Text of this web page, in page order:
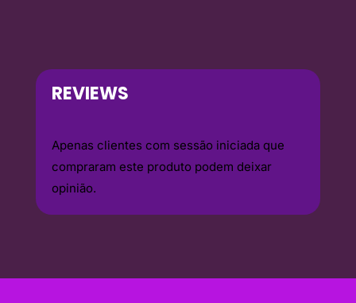
REVIEWS
Apenas clientes com sessão iniciada que
compraram este produto podem deixar
opinião.